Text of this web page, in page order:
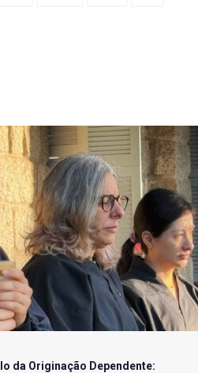
da Originação Dependente: